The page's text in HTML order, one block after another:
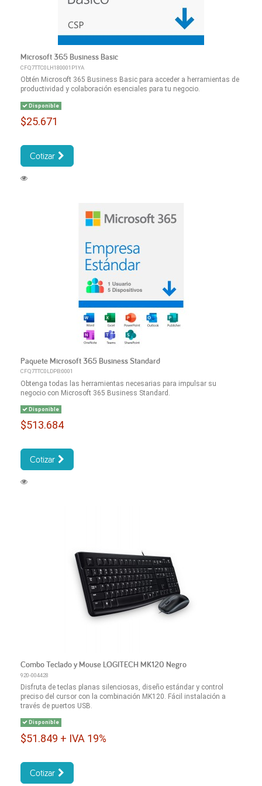
Microsoft 365 Business Basic
CFQ7TTC0LH180001P1YA
Obtén Microsoft 365 Business Basic para acceder a herramientas de
productividad y colaboración esenciales para tu negocio.
Disponible
$25.671
Cotizar
Paquete Microsoft 365 Business Standard
CFQ7TTC0LDPB:0001
Obtenga todas las herramientas necesarias para impulsar su
negocio con Microsoft 365 Business Standard.
Disponible
$513.684
Cotizar
Combo Teclado y Mouse LOGITECH MK120 Negro
920-004428
Disfruta de teclas planas silenciosas, diseño estándar y control
preciso del cursor con la combinación MK120. Fácil instalación a
través de puertos USB.
Disponible
$51.849 + IVA 19%
Cotizar